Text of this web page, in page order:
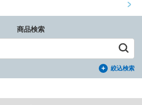
商品検索
絞込検索